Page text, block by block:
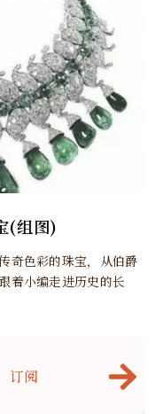
(组图)
奇色彩的珠宝，从伯爵
着小编走进历史的长
订阅